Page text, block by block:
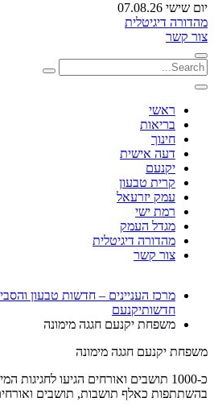
יום שישי 07.08.26
מהדורה דיגיטלית
צור קשר
ראשי
בריאות
חינוך
דעה אישית
יקנעם
קרית טבעון
עמק יזרעאל
רמת ישי
מגדל העמק
מהדורה דיגיטלית
צור קשר
מרכז העניינים – חדשות טבעון
חדשותיקנעם
משפחת יקנעם חגגה מימונה
משפחת יקנעם חגגה מימונה
כ-1000 תושבים ואורחים הגיעו
בהשתתפות כאלף תושבות, תושבים